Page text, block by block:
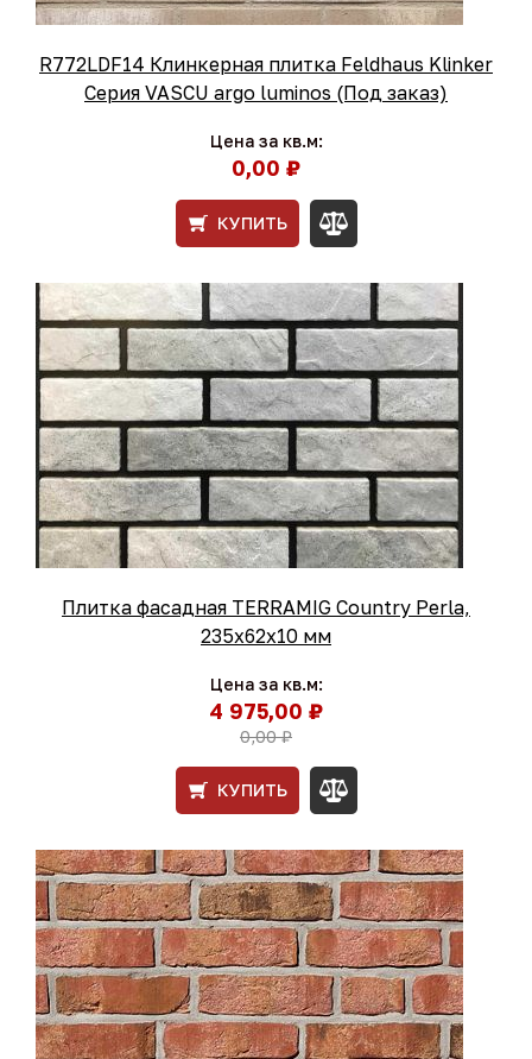
R772LDF14 Клинкерная плитка Feldhaus Klinker
Серия VASCU argo luminos (Под заказ)
Цена за кв.м:
0,00 ₽
КУПИТЬ
Плитка фасадная TERRAMIG Country Perla,
235х62х10 мм
Цена за кв.м:
4 975,00 ₽
0,00 ₽
КУПИТЬ